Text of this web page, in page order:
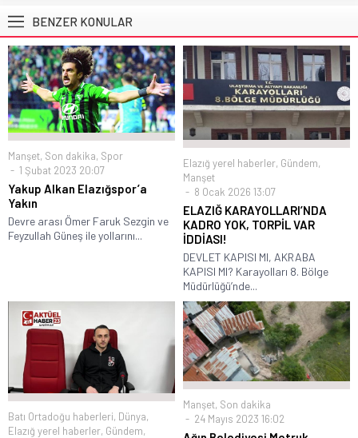
BENZER KONULAR
Manşet, Son dakika, Spor
1 Şubat 2023 20:07
Yakup Alkan Elazığspor’a
Yakın
Devre arası Ömer Faruk Sezgin ve
Feyzullah Güneş ile yollarını...
Elazığ yerel haberler, Gündem,
Manşet
8 Ocak 2026 13:07
ELAZIĞ KARAYOLLARI’NDA
KADRO YOK, TORPİL VAR
İDDİASI!
DEVLET KAPISI MI, AKRABA
KAPISI MI? Karayolları 8. Bölge
Müdürlüğü’nde...
Batı Ortadoğu haberleri, Dünya,
Elazığ yerel haberler, Gündem,
Manşet, Son dakika
24 Mayıs 2023 16:02